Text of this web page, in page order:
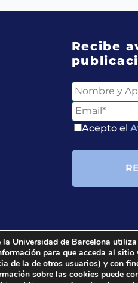
Recibe
Acepto el
All rights
Universidad de Barcelona
para que acceda al
de la de otros usuarios) y con
sobre las cookies puede